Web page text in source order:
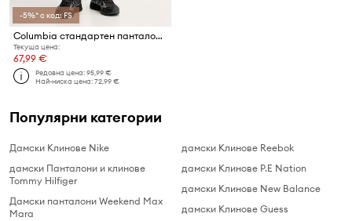
-5%* с код: FS
Columbia стандартен панталон дамски от памук ROC
Текуща цена:
67,99 €
Редовна цена:95,99 €
Най-ниска цена:72,99 €
Популярни категории
Дамски Клинове Nike
дамски Панталони и клинове
Tommy Hilfiger
Дамски панталони Weekend Max
Mara
дамски Клинове Reebok
дамски Клинове P.E Nation
дамски Клинове New Balance
дамски Клинове Guess